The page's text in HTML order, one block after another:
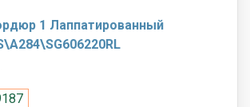
1 Лаппатированный